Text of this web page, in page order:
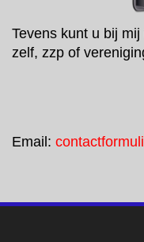
Tevens kunt u bij
zelf, zzp of
Email: